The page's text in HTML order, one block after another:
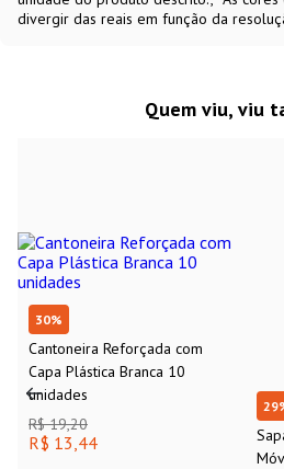
divergir das reais em função da
Quem viu, viu
30%
Cantoneira Reforçada com
Capa Plástica Branca 10
unidades
R$ 19,20
R$ 13,44
29